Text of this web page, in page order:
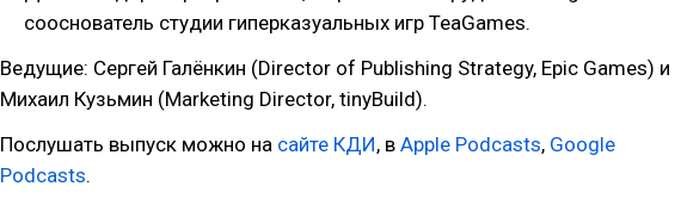
сооснователь студии гиперказуальных игр TeaGames.
Ведущие: Сергей Галёнкин (Director of Publishing Strategy, Epic Games) и
Михаил Кузьмин (Marketing Director, tinyBuild).
Послушать выпуск можно на сайте КДИ, в Apple Podcasts, Google
Podcasts.